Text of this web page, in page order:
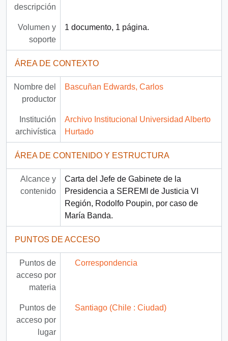
descripción
Volumen y
soporte
1 documento, 1 página.
ÁREA DE CONTEXTO
Nombre del
productor
Bascuñan Edwards, Carlos
Institución
archivística
Archivo Institucional Universidad Alberto
Hurtado
ÁREA DE CONTENIDO Y ESTRUCTURA
Alcance y
contenido
Carta del Jefe de Gabinete de la
Presidencia a SEREMI de Justicia VI
Región, Rodolfo Poupin, por caso de
María Banda.
PUNTOS DE ACCESO
Puntos de
acceso por
materia
Correspondencia
Puntos de
acceso por
lugar
Santiago (Chile : Ciudad)